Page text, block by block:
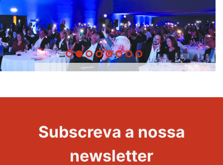
Evento
Maravilhas
Subscreva a nossa
newsletter